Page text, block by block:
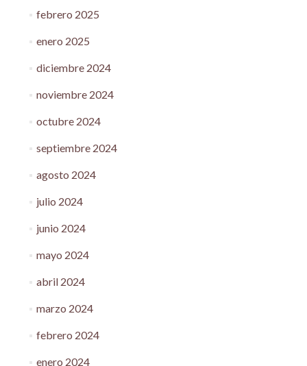
febrero 2025
enero 2025
diciembre 2024
noviembre 2024
octubre 2024
septiembre 2024
agosto 2024
julio 2024
junio 2024
mayo 2024
abril 2024
marzo 2024
febrero 2024
enero 2024